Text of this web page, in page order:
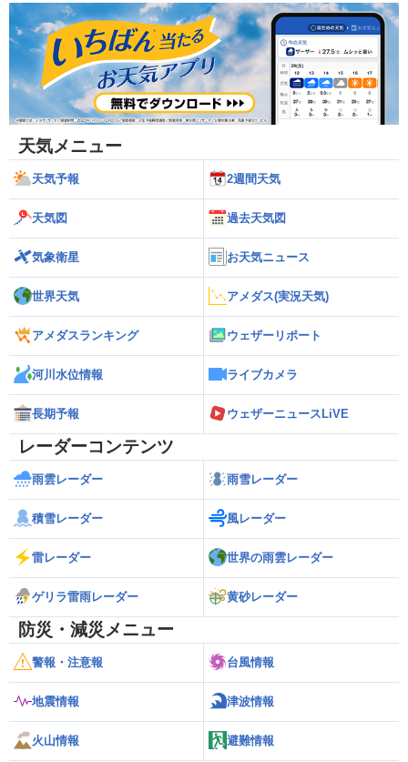
天気メニュー
天気予報 2週間天気
天気図 過去天気図
気象衛星 お天気ニュース
世界天気 アメダス(実況天気)
アメダスランキング ウェザーリポート
河川水位情報 ライブカメラ
長期予報 ウェザーニュースLiVE
レーダーコンテンツ
雨雲レーダー 雨雪レーダー
積雪レーダー 風レーダー
雷レーダー 世界の雨雲レーダー
ゲリラ雷雨レーダー 黄砂レーダー
防災・減災メニュー
警報・注意報 台風情報
地震情報 津波情報
火山情報 避難情報